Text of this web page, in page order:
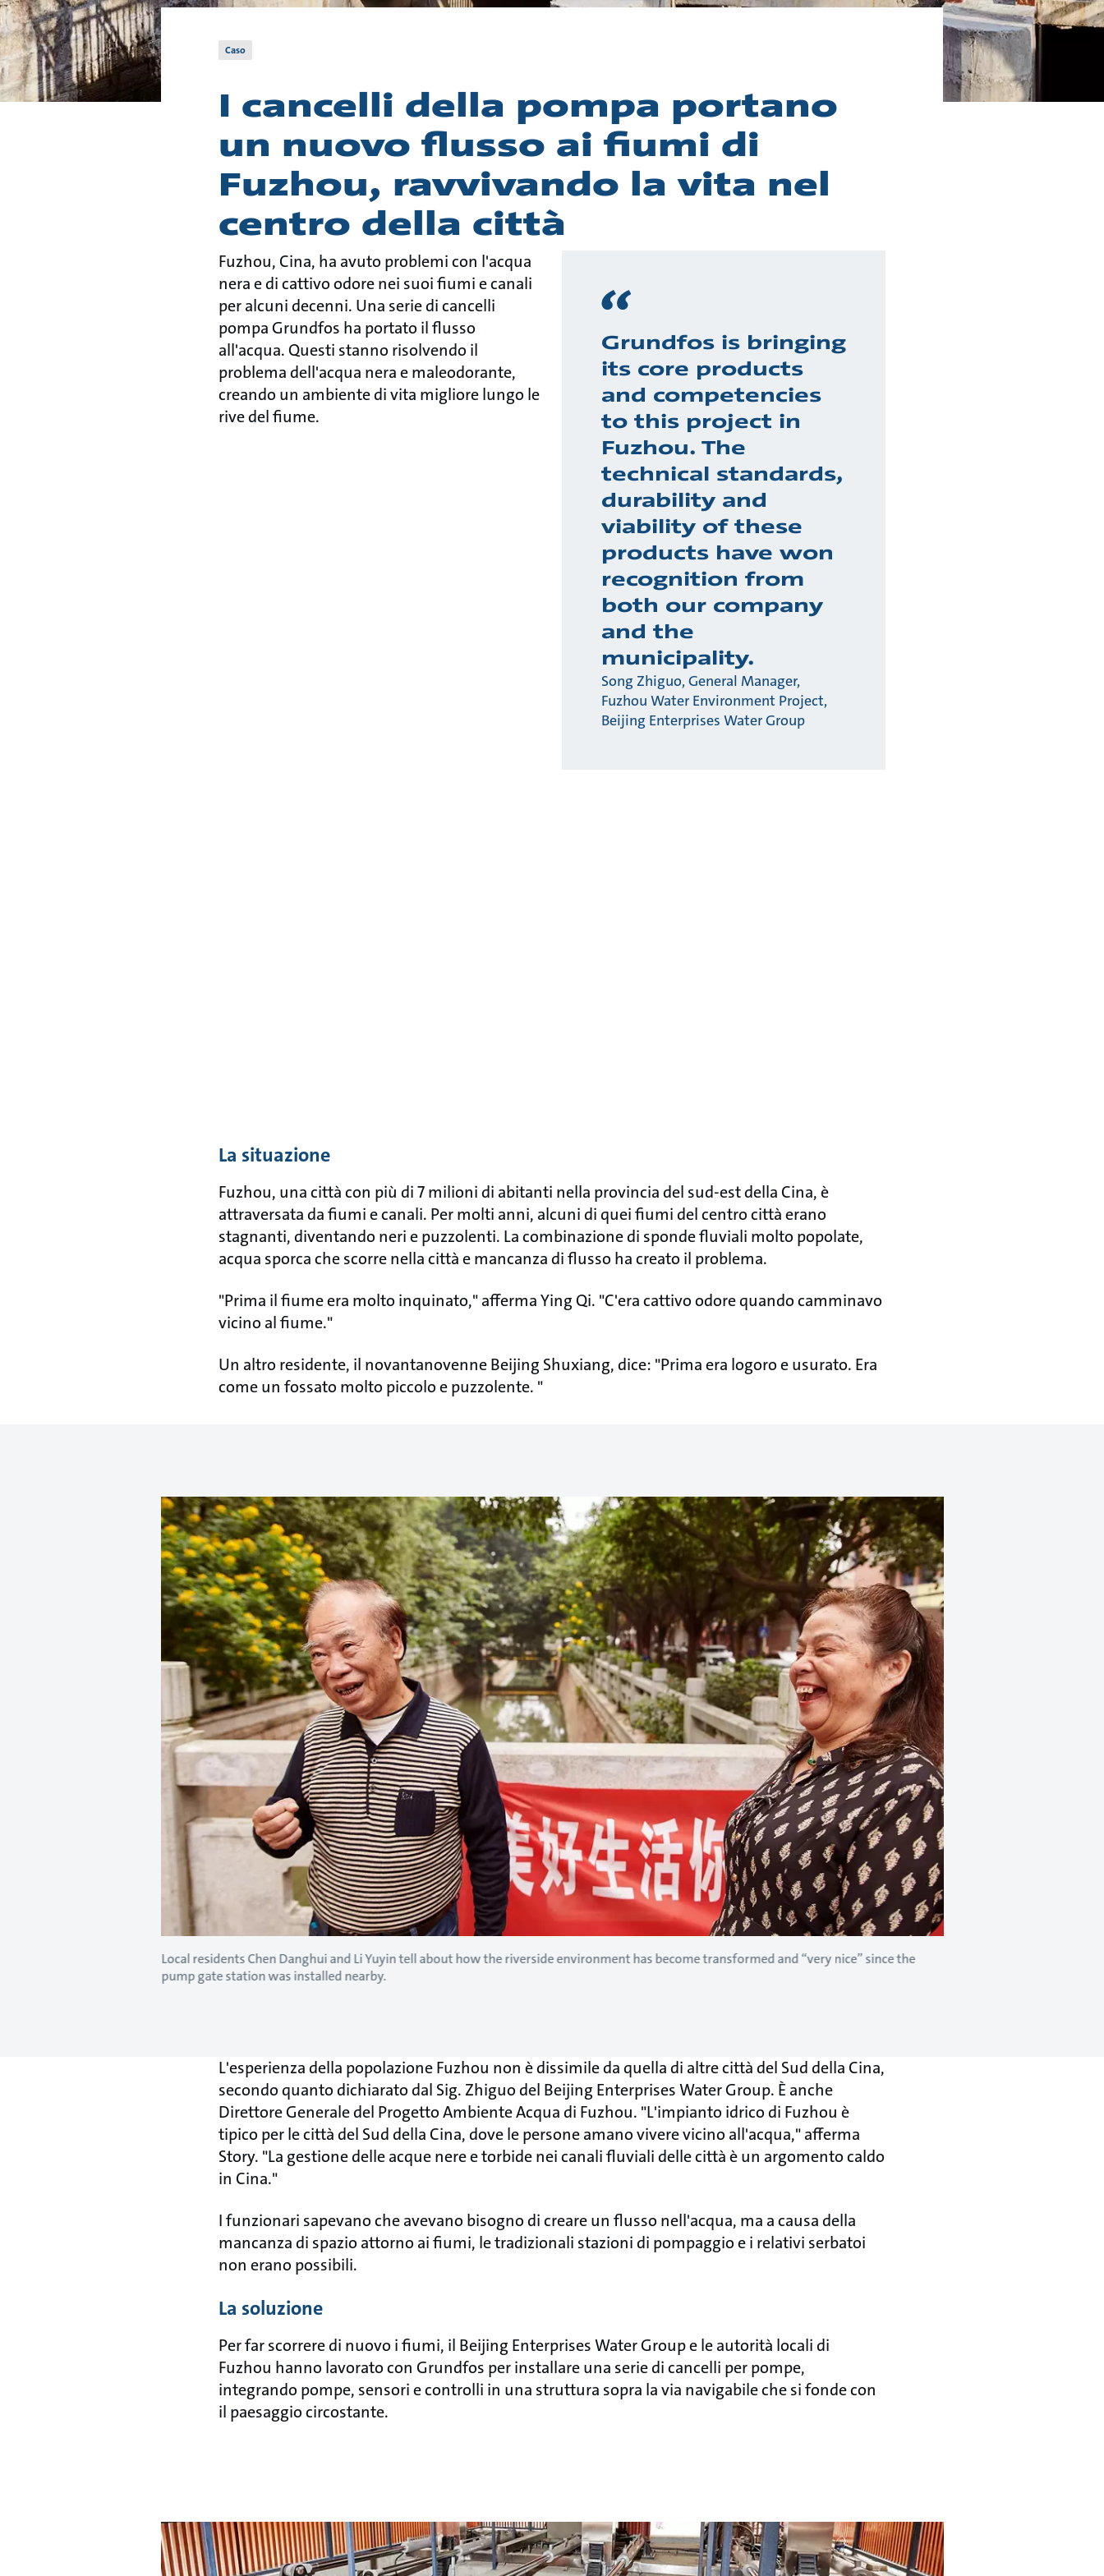
Caso
I cancelli della pompa portano
un nuovo flusso ai fiumi di
Fuzhou, ravvivando la vita nel
centro della città
Grundfos is bringing
its core products
and competencies
to this project in
Fuzhou. The
technical standards,
durability and
viability of these
products have won
recognition from
both our company
and the
municipality.
Song Zhiguo, General Manager,
Fuzhou Water Environment Project,
Beijing Enterprises Water Group
Fuzhou, Cina, ha avuto problemi con l'acqua
nera e di cattivo odore nei suoi fiumi e canali
per alcuni decenni. Una serie di cancelli
pompa Grundfos ha portato il flusso
all'acqua. Questi stanno risolvendo il
problema dell'acqua nera e maleodorante,
creando un ambiente di vita migliore lungo le
rive del fiume.
La situazione
Fuzhou, una città con più di 7 milioni di abitanti nella provincia del sud-est della Cina, è
attraversata da fiumi e canali. Per molti anni, alcuni di quei fiumi del centro città erano
stagnanti, diventando neri e puzzolenti. La combinazione di sponde fluviali molto popolate,
acqua sporca che scorre nella città e mancanza di flusso ha creato il problema.
"Prima il fiume era molto inquinato," afferma Ying Qi. "C'era cattivo odore quando camminavo
vicino al fiume."
Un altro residente, il novantanovenne Beijing Shuxiang, dice: "Prima era logoro e usurato. Era
come un fossato molto piccolo e puzzolente. "
Local residents Chen Danghui and Li Yuyin tell about how the riverside environment has become transformed and “very nice” since the
pump gate station was installed nearby.
L'esperienza della popolazione Fuzhou non è dissimile da quella di altre città del Sud della Cina,
secondo quanto dichiarato dal Sig. Zhiguo del Beijing Enterprises Water Group. È anche
Direttore Generale del Progetto Ambiente Acqua di Fuzhou. "L'impianto idrico di Fuzhou è
tipico per le città del Sud della Cina, dove le persone amano vivere vicino all'acqua," afferma
Story. "La gestione delle acque nere e torbide nei canali fluviali delle città è un argomento caldo
in Cina."
I funzionari sapevano che avevano bisogno di creare un flusso nell'acqua, ma a causa della
mancanza di spazio attorno ai fiumi, le tradizionali stazioni di pompaggio e i relativi serbatoi
non erano possibili.
La soluzione
Per far scorrere di nuovo i fiumi, il Beijing Enterprises Water Group e le autorità locali di
Fuzhou hanno lavorato con Grundfos per installare una serie di cancelli per pompe,
integrando pompe, sensori e controlli in una struttura sopra la via navigabile che si fonde con
il paesaggio circostante.